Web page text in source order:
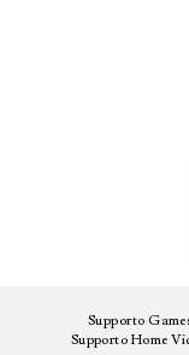
Supporto
Supporto Home